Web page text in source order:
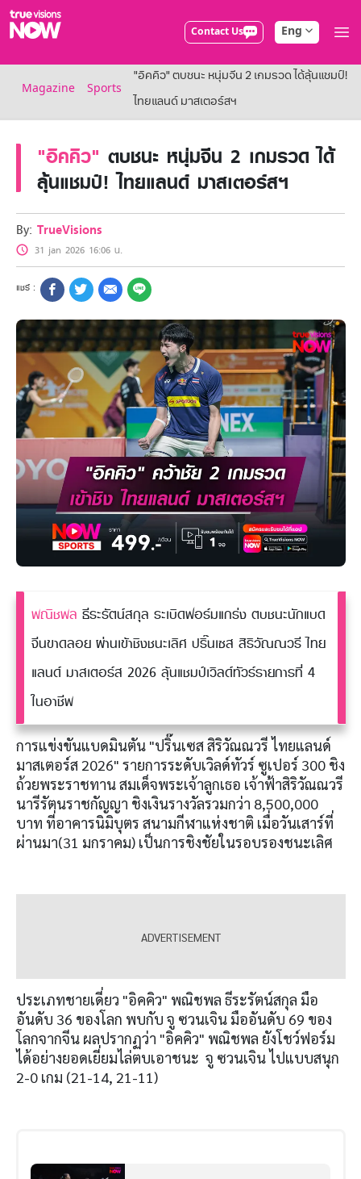
Contact Us Eng
True AF2026
Packages
NOW SPORTS
NOW Muay Thai
All TrueVisions Now Packages
Cable and Satellite
Privilege
TrueVisions Privileges
Showtime
HoReCa
Package for Business
Find participating stores
FAQs
Magazine Sports
"อิคคิว" ตบชนะ หนุ่มจีน 2 เกมรวด ได้ลุ้นแชมป์!
ไทยแลนด์ มาสเตอร์สฯ
"อิคคิว" ตบชนะ หนุ่มจีน 2 เกมรวด ได้
ลุ้นแชมป์! ไทยแลนด์ มาสเตอร์สฯ
By: TrueVisions
31 jan 2026 16:06 น.
พณิชพล ธีระรัตน์สกุล ระเบิดฟอร์มแกร่ง ตบชนะนักแบด
จีนขาดลอย ผ่านเข้าชิงชนะเลิศ ปริ๊นเซส สิริวัณณวรี ไทย
แลนด์ มาสเตอร์ส 2026 ลุ้นแชมป์เวิลด์ทัวร์รายการที่ 4
ในอาชีพ
การแข่งขันแบดมินตัน "ปริ๊นเซส สิริวัณณวรี ไทยแลนด์
มาสเตอร์ส 2026" รายการระดับเวิลด์ทัวร์ ซูเปอร์ 300 ชิง
ถ้วยพระราชทาน สมเด็จพระเจ้าลูกเธอ เจ้าฟ้าสิริวัณณวรี
นารีรัตนราชกัญญา ชิงเงินรางวัลรวมกว่า 8,500,000
บาท ที่อาคารนิมิบุตร สนามกีฬาแห่งชาติ เมื่อวันเสาร์ที่
ผ่านมา(31 มกราคม) เป็นการชิงชัยในรอบรองชนะเลิศ
ประเภทชายเดี่ยว "อิคคิว" พณิชพล ธีระรัตน์สกุล มือ
อันดับ 36 ของโลก พบกับ จู ซวนเจิน มืออันดับ 69 ของ
โลกจากจีน ผลปรากฏว่า "อิคคิว" พณิชพล ยังโชว์ฟอร์ม
ได้อย่างยอดเยี่ยมไล่ตบเอาชนะ จู ซวนเจิน ไปแบบสนุก
2-0 เกม (21-14, 21-11)